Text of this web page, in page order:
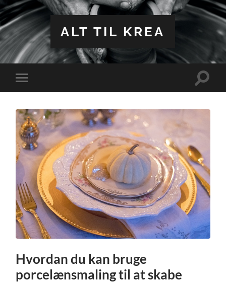
ALT TIL KREA
Toggle
mobile
Toggle
Hvordan du kan bruge
porcelænsmaling til at skabe